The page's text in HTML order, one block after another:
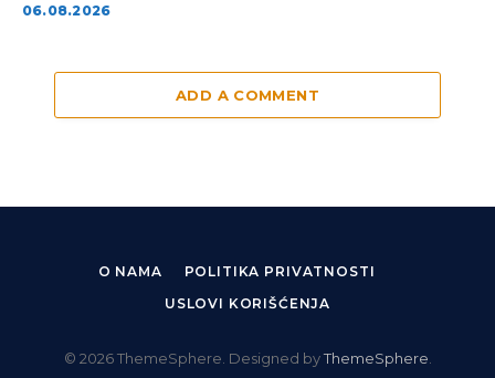
06.08.2026
ADD A COMMENT
O NAMA
POLITIKA PRIVATNOSTI
USLOVI KORIŠĆENJA
© 2026 ThemeSphere. Designed byThemeSphere